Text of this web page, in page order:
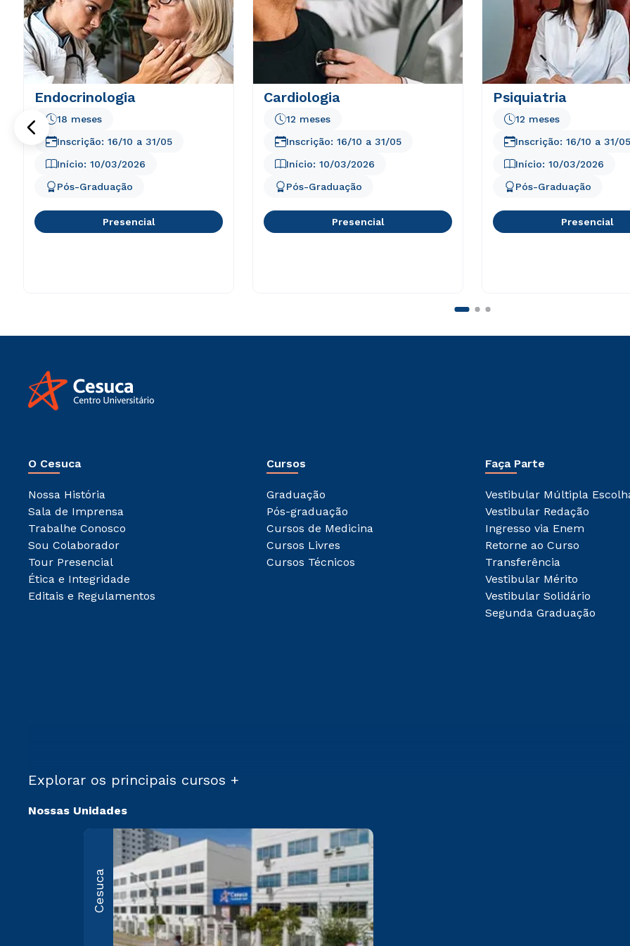
Endocrinologia
Início: 10/03/2026
18 meses
Pós-Graduação
Inscrição: 16/10 a 31/05
Presencial
Cardiologia
Início: 10/03/2026
12 meses
Pós-Graduação
Inscrição: 16/10 a 31/05
Presencial
Psiquiatria
Início: 10/03/2026
12 meses
Pós-Graduação
Inscrição: 16/10 a 31/05
Presencial
O Cesuca
Nossa História
Sala de Imprensa
Trabalhe Conosco
Sou Colaborador
Tour Presencial
Ética e Integridade
Editais e Regulamentos
Cursos
Graduação
Pós-graduação
Cursos de Medicina
Cursos Livres
Cursos Técnicos
Faça Parte
Vestibular Múltipla
Vestibular Redação
Ingresso via Enem
Retorne ao Curso
Transferência
Vestibular Mérito
Vestibular Solidário
Segunda Graduação
Explorar os principais cursos +
Nossas Unidades
Cesuca